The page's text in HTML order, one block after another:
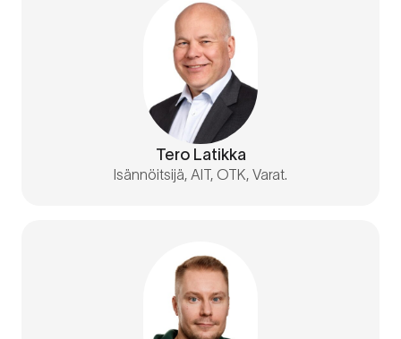
Tero Latikka
Isännöitsijä, AIT, OTK, Varat.